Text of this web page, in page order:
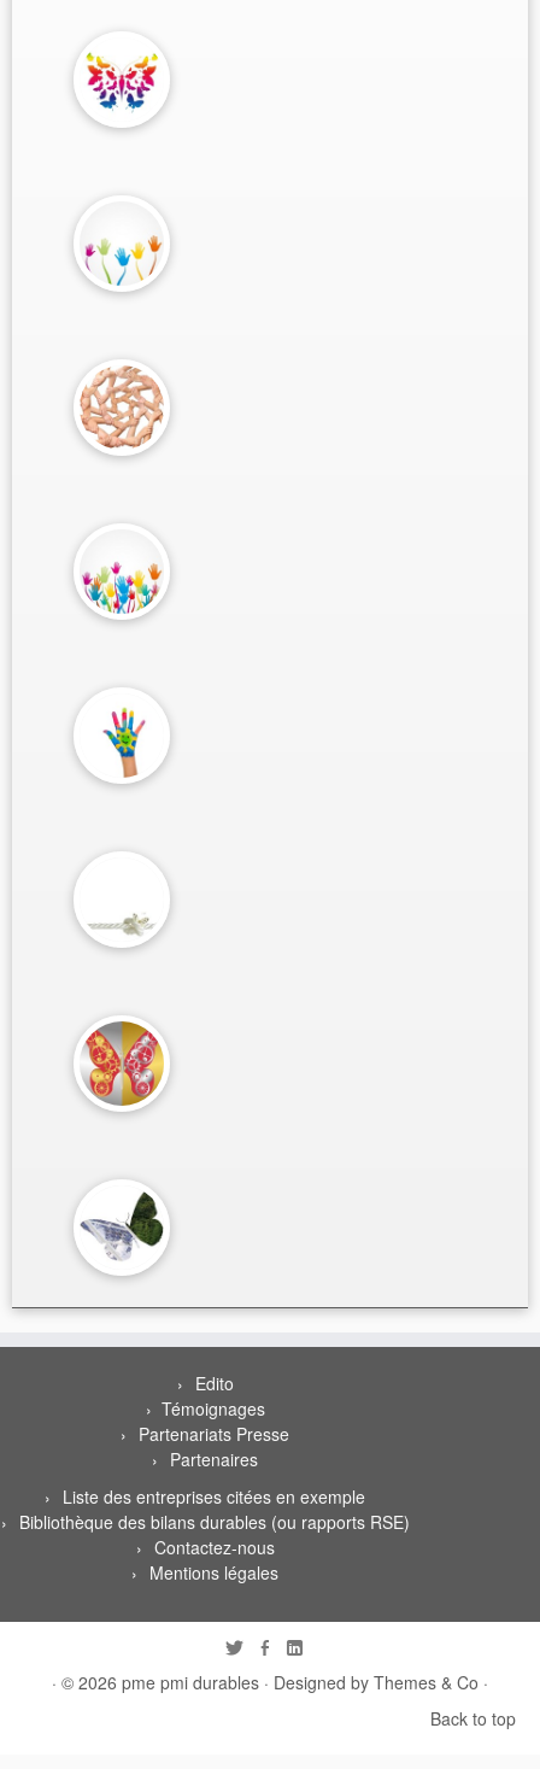
Edito
Témoignages
Partenariats Presse
Partenaires
Liste des entreprises citées en exemple
Bibliothèque des bilans durables (ou rapports RSE)
Contactez-nous
Mentions légales
· © 2026 pme pmi durables · Designed by Themes & Co ·
Back to top